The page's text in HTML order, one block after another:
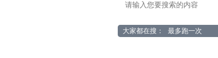
大家都在搜： 最多跑一次